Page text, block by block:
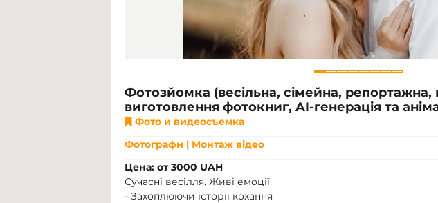
Фотозйомка (весільна, сімейна, репортажна,
виготовлення фотокниг, AI-генерація та
Фото и видеосъемка
Фотографи | Монтаж відео
Цена: от 3000 UAH
Сучасні весілля. Живі емоції
- Захоплюючи історії кохання